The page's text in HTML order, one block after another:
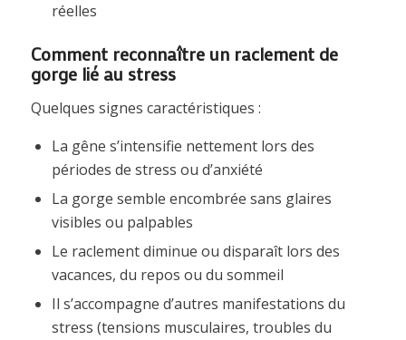
réelles
Comment reconnaître un raclement de
gorge lié au stress
Quelques signes caractéristiques :
La gêne s’intensifie nettement lors des
périodes de stress ou d’anxiété
La gorge semble encombrée sans glaires
visibles ou palpables
Le raclement diminue ou disparaît lors des
vacances, du repos ou du sommeil
Il s’accompagne d’autres manifestations du
stress (tensions musculaires, troubles du